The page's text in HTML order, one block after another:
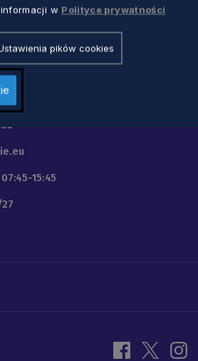
07:45-15:45
informacji w Polityce prywatności
pików cookies